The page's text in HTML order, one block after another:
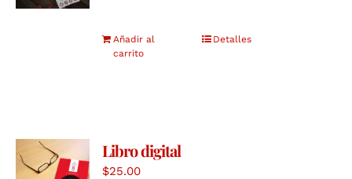
Añadir al
carrito
Detalles
Libro digital
$25.00